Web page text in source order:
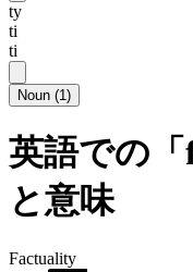
ty
ti
ti
Noun (1)
英語での
と意味
Factuality